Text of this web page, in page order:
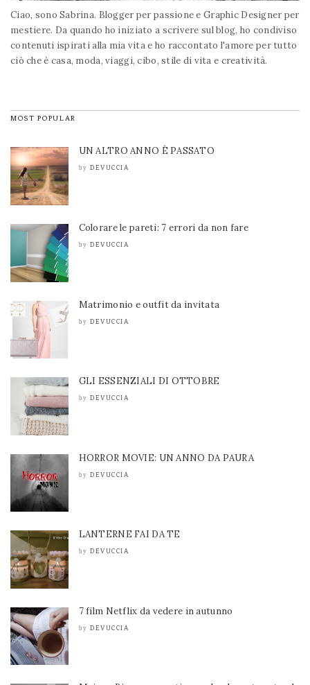
Ciao, sono Sabrina. Blogger per passione e Graphic Designer per
mestiere. Da quando ho iniziato a scrivere sul blog, ho condiviso
contenuti ispirati alla mia vita e ho raccontato l'amore per tutto
ciò che è casa, moda, viaggi, cibo, stile di vita e creatività.
MOST POPULAR
UN ALTRO ANNO È PASSATO
by DEVUCCIA
Colorare le pareti: 7 errori da non fare
by DEVUCCIA
Matrimonio e outfit da invitata
by DEVUCCIA
GLI ESSENZIALI DI OTTOBRE
by DEVUCCIA
HORROR MOVIE: UN ANNO DA PAURA
by DEVUCCIA
LANTERNE FAI DA TE
by DEVUCCIA
7 film Netflix da vedere in autunno
by DEVUCCIA